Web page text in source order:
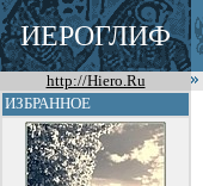
ИЕРОГЛИФ
http://Hiero.Ru
ИЗБРАННОЕ